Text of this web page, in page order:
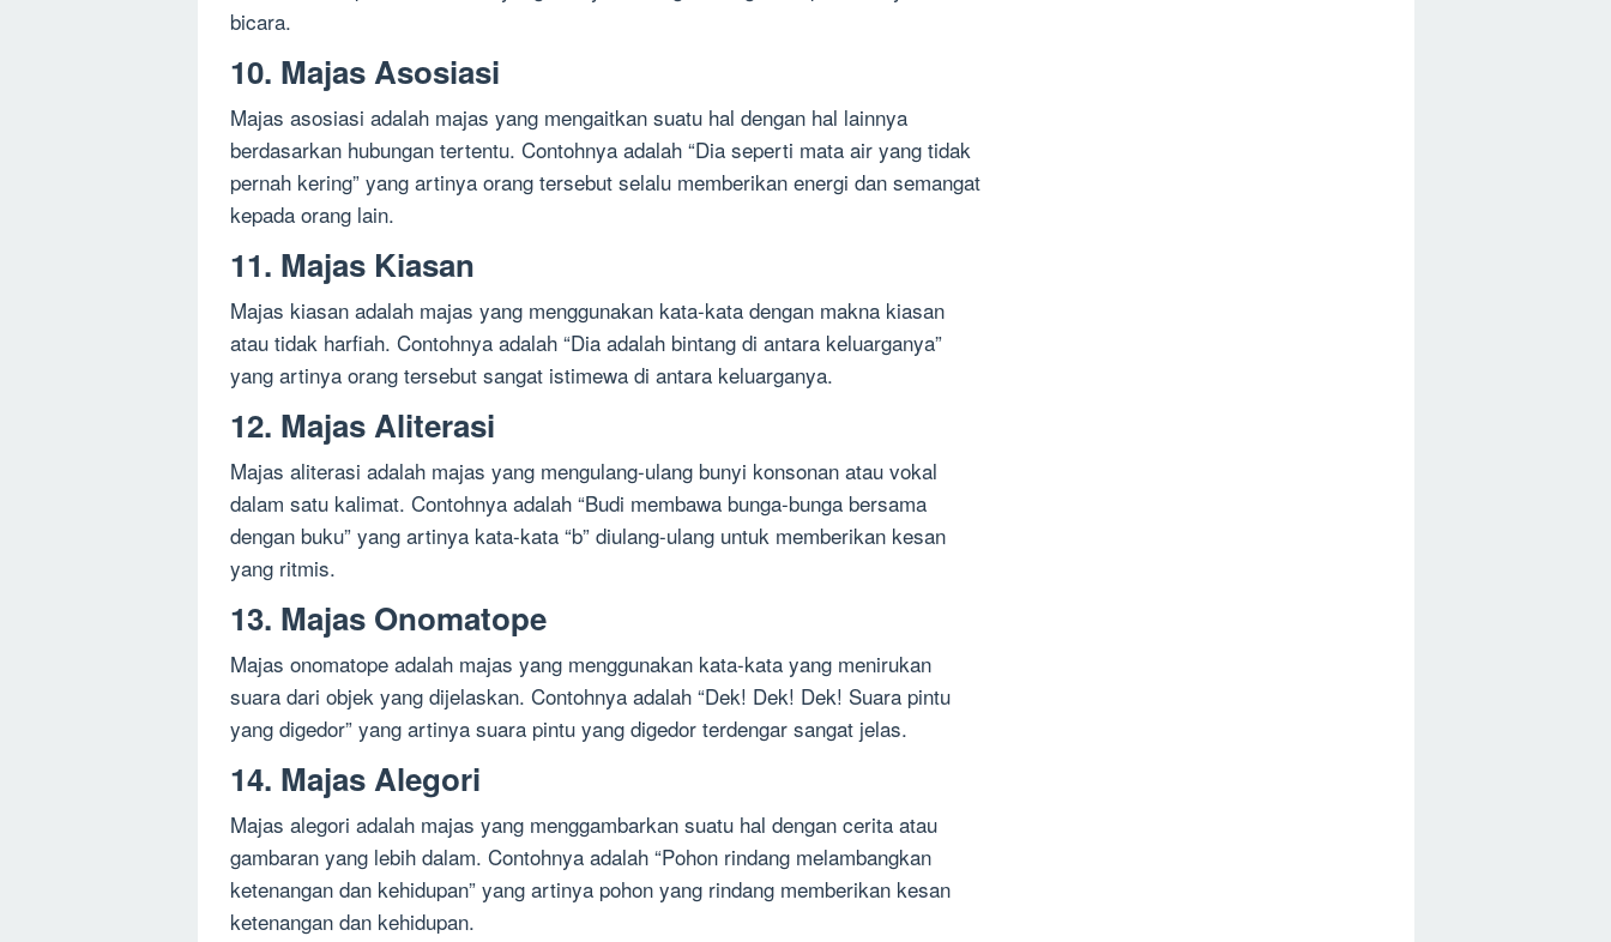
bicara.
10. Majas Asosiasi
Majas asosiasi adalah majas yang mengaitkan suatu hal dengan hal lainnya
berdasarkan hubungan tertentu. Contohnya adalah “Dia seperti mata air yang tidak
pernah kering” yang artinya orang tersebut selalu memberikan energi dan semangat
kepada orang lain.
11. Majas Kiasan
Majas kiasan adalah majas yang menggunakan kata-kata dengan makna kiasan
atau tidak harfiah. Contohnya adalah “Dia adalah bintang di antara keluarganya”
yang artinya orang tersebut sangat istimewa di antara keluarganya.
12. Majas Aliterasi
Majas aliterasi adalah majas yang mengulang-ulang bunyi konsonan atau vokal
dalam satu kalimat. Contohnya adalah “Budi membawa bunga-bunga bersama
dengan buku” yang artinya kata-kata “b” diulang-ulang untuk memberikan kesan
yang ritmis.
13. Majas Onomatope
Majas onomatope adalah majas yang menggunakan kata-kata yang menirukan
suara dari objek yang dijelaskan. Contohnya adalah “Dek! Dek! Dek! Suara pintu
yang digedor” yang artinya suara pintu yang digedor terdengar sangat jelas.
14. Majas Alegori
Majas alegori adalah majas yang menggambarkan suatu hal dengan cerita atau
gambaran yang lebih dalam. Contohnya adalah “Pohon rindang melambangkan
ketenangan dan kehidupan” yang artinya pohon yang rindang memberikan kesan
ketenangan dan kehidupan.